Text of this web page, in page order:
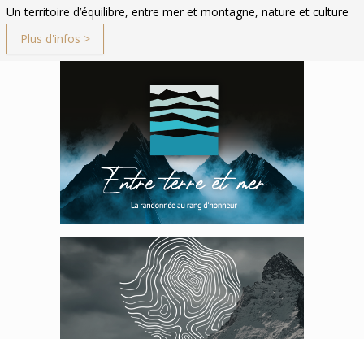
Un territoire d’équilibre, entre mer et montagne, nature et culture
Plus d'infos >